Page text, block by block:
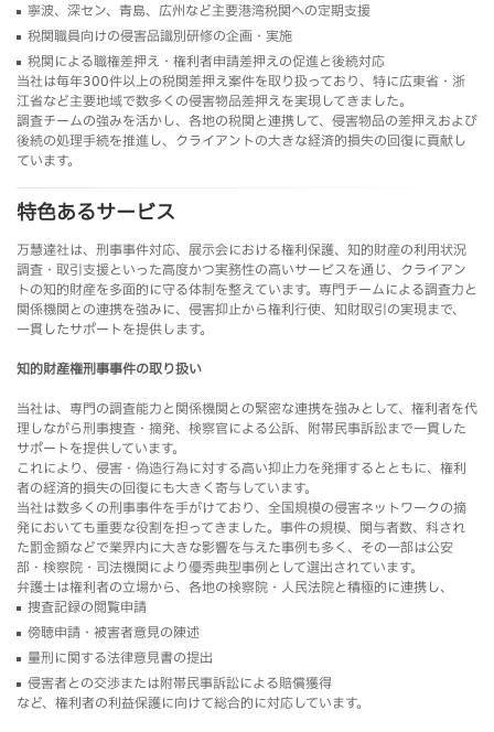
寧波、深セン、青島、広州など主要港湾税関への定期支援
税関職員向けの侵害品識別研修の企画・実施
税関による職権差押え・権利者申請差押えの促進と後続対応
当社は毎年300件以上の税関差押え案件を取り扱っており、特に広東省・浙
江省など主要地域で数多くの侵害物品差押えを実現してきました。
調査チームの強みを活かし、各地の税関と連携して、侵害物品の差押えおよび
後続の処理手続を推進し、クライアントの大きな経済的損失の回復に貢献し
ています。
特色あるサービス
万慧達社は、刑事事件対応、展示会における権利保護、知的財産の利用状況
調査・取引支援といった高度かつ実務性の高いサービスを通じ、クライアン
トの知的財産を多面的に守る体制を整えています。専門チームによる調査力と
関係機関との連携を強みに、侵害抑止から権利行使、知財取引の実現まで、
一貫したサポートを提供します。
知的財産権刑事事件の取り扱い
当社は、専門の調査能力と関係機関との緊密な連携を強みとして、権利者を代
理しながら刑事捜査・摘発、検察官による公訴、附帯民事訴訟まで一貫した
サポートを提供しています。
これにより、侵害・偽造行為に対する高い抑止力を発揮するとともに、権利
者の経済的損失の回復にも大きく寄与しています。
当社は数多くの刑事事件を手がけており、全国規模の侵害ネットワークの摘
発においても重要な役割を担ってきました。事件の規模、関与者数、科され
た罰金額などで業界内に大きな影響を与えた事例も多く、その一部は公安
部・検察院・司法機関により優秀典型事例として選出されています。
弁護士は権利者の立場から、各地の検察院・人民法院と積極的に連携し、
捜査記録の閲覧申請
傍聴申請・被害者意見の陳述
量刑に関する法律意見書の提出
侵害者との交渉または附帯民事訴訟による賠償獲得
など、権利者の利益保護に向けて総合的に対応しています。